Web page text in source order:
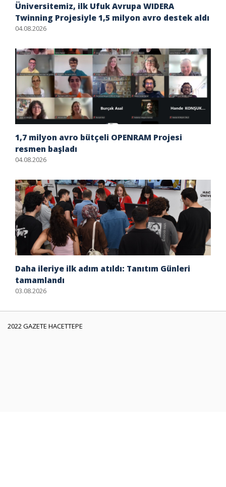
Üniversitemiz, ilk Ufuk Avrupa WIDERA
Twinning Projesiyle 1,5 milyon avro destek aldı
04.08.2026
1,7 milyon avro bütçeli OPENRAM Projesi
resmen başladı
04.08.2026
Daha ileriye ilk adım atıldı: Tanıtım Günleri
tamamlandı
03.08.2026
2022 GAZETE HACETTEPE